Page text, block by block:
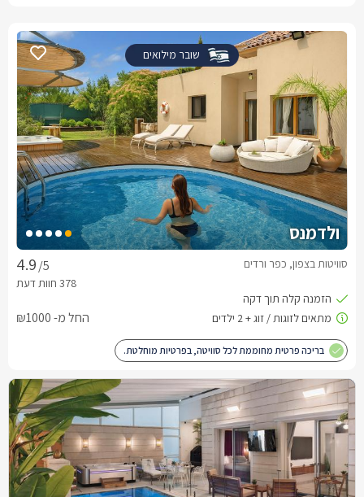
שובר מילואים
ולדמנס
/5 סוויטות בצפון, כפר ורדים
החל מ- ₪1000
בריכה פרטית מחוממת לכל סוויטה, בפרטיות מוחלטת.